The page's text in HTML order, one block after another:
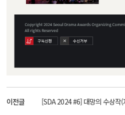
이전글 [SDA 2024 #6] 대망의 수상작